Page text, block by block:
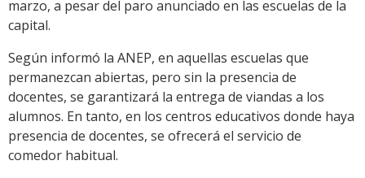
marzo, a pesar del paro anunciado en las escuelas de la
capital.
Según informó la ANEP, en aquellas escuelas que
permanezcan abiertas, pero sin la presencia de
docentes, se garantizará la entrega de viandas a los
alumnos. En tanto, en los centros educativos donde haya
presencia de docentes, se ofrecerá el servicio de
comedor habitual.